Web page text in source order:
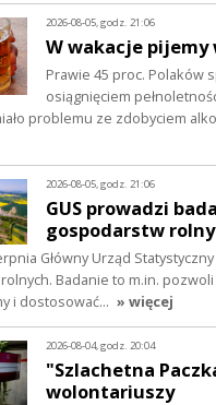
2026-08-05, godz. 21:06
W wakacje pijemy
Prawie 45 proc. Polaków
osiągnięciem
problemu ze zdobyciem
2026-08-05, godz. 21:06
GUS prowadzi
gospodarstw
Główny Urząd
Badanie to m.in.
i dostosować… » więcej
2026-08-04, godz. 20:04
"Szlachetna
wolontariuszy